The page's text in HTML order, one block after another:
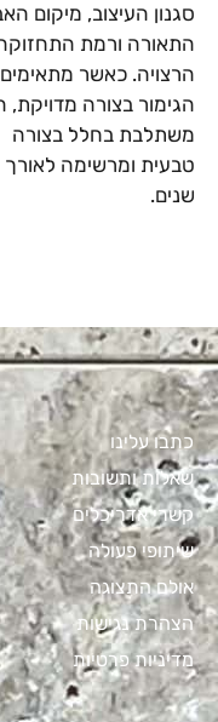
סגנון העיצוב, מיקום
התאורה ורמת
הרצויה. כאשר
הגימור בצורה מדויקת,
משתלבת בחלל בצורה
טבעית ומרשימה לאורך
שנים.
כתבו עלינו
שאלות ותשובות
קשרי אדריכלים
שיתופי פעולה
אולם התצוגה
הצהרת נגישות
מדיניות פרטיות